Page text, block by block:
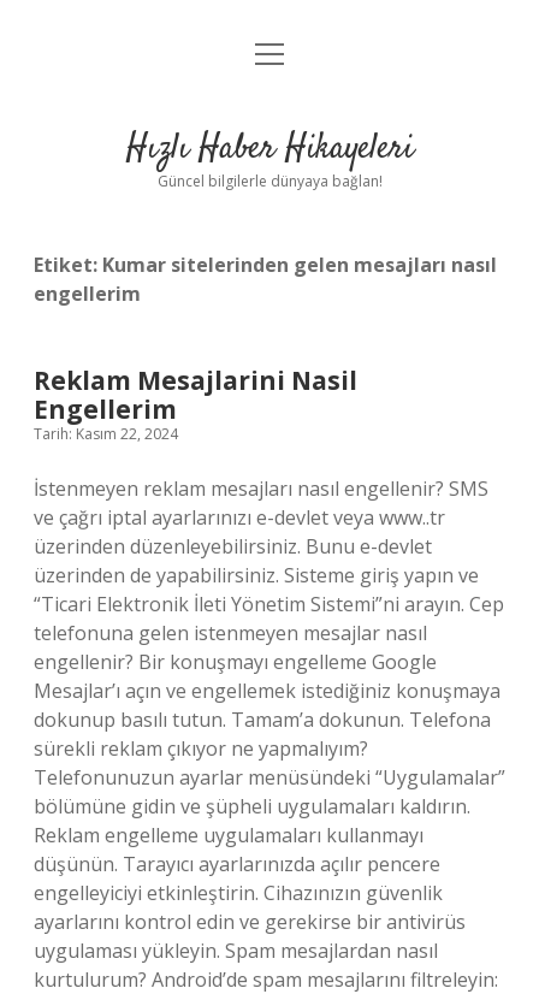
Anasayfa
Yasal Uyarı
menüyü
Hızlı Haber Hikayeleri
Güncel bilgilerle dünyaya bağlan!
Etiket: Kumar sitelerinden gelen mesajları nasıl
engellerim
Reklam Mesajlarini Nasil
Engellerim
Tarih: Kasım 22, 2024
İstenmeyen reklam mesajları nasıl engellenir? SMS
ve çağrı iptal ayarlarınızı e-devlet veya www..tr
üzerinden düzenleyebilirsiniz. Bunu e-devlet
üzerinden de yapabilirsiniz. Sisteme giriş yapın ve
“Ticari Elektronik İleti Yönetim Sistemi”ni arayın. Cep
telefonuna gelen istenmeyen mesajlar nasıl
engellenir? Bir konuşmayı engelleme Google
Mesajlar’ı açın ve engellemek istediğiniz konuşmaya
dokunup basılı tutun. Tamam’a dokunun. Telefona
sürekli reklam çıkıyor ne yapmalıyım?
Telefonunuzun ayarlar menüsündeki “Uygulamalar”
bölümüne gidin ve şüpheli uygulamaları kaldırın.
Reklam engelleme uygulamaları kullanmayı
düşünün. Tarayıcı ayarlarınızda açılır pencere
engelleyiciyi etkinleştirin. Cihazınızın güvenlik
ayarlarını kontrol edin ve gerekirse bir antivirüs
uygulaması yükleyin. Spam mesajlardan nasıl
kurtulurum? Android’de spam mesajlarını filtreleyin: